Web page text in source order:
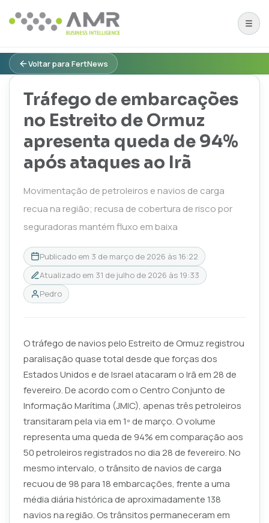
Voltar para FertNews
Tráfego de embarcações
no Estreito de Ormuz
apresenta queda de 94%
após ataques ao Irã
Movimentação de petroleiros e navios de carga
recua na região; recusa de cobertura de risco por
seguradoras mantém fluxo em baixa
Publicado em 3 de março de 2026 às 16:22
Atualizado em 31 de julho de 2026 às 19:33
Pedro
O tráfego de navios pelo Estreito de Ormuz registrou
paralisação quase total desde que forças dos
Estados Unidos e de Israel atacaram o Irã em 28 de
fevereiro. De acordo com o Centro Conjunto de
Informação Marítima (JMIC), apenas três petroleiros
transitaram pela via em 1º de março. O volume
representa uma queda de 94% em comparação aos
50 petroleiros registrados no dia 28 de fevereiro. No
mesmo intervalo, o trânsito de navios de carga
recuou de 98 para 18 embarcações, frente a uma
média diária histórica de aproximadamente 138
navios na região. Os trânsitos permaneceram em